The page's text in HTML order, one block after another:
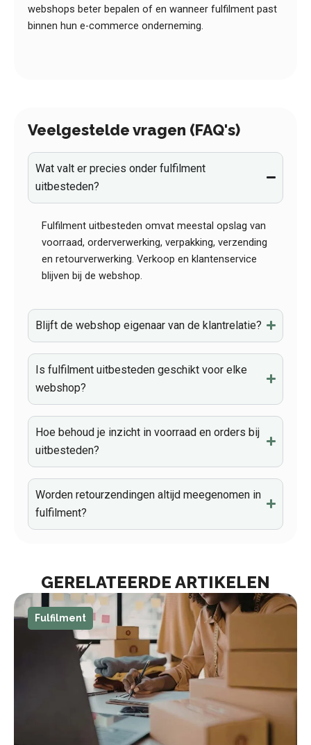
webshops beter bepalen of en wanneer fulfilment past
binnen hun e-commerce onderneming.
Veelgestelde vragen (FAQ's)
Wat valt er precies onder fulfilment
uitbesteden?
Fulfilment uitbesteden omvat meestal opslag van
voorraad, orderverwerking, verpakking, verzending
en retourverwerking. Verkoop en klantenservice
blijven bij de webshop.
Blijft de webshop eigenaar van de klantrelatie?
Is fulfilment uitbesteden geschikt voor elke
webshop?
Hoe behoud je inzicht in voorraad en orders bij
uitbesteden?
Worden retourzendingen altijd meegenomen in
fulfilment?
GERELATEERDE ARTIKELEN
Fulfilment